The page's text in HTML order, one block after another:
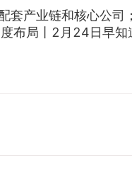
套产业链和核心公司
布局丨2月24日早知